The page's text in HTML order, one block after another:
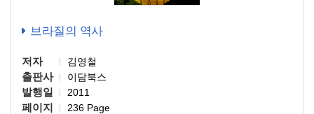
브라질의 역사
저자 김영철
출판사 이담북스
발행일 2011
페이지 236 Page